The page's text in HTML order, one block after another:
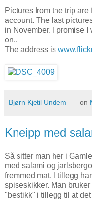
Pictures from the trip
account. The last
in November. I promise
on..
The address is
Bjørn Kjetil Undem ___on
Kneipp med
Så sitter man her i
med salami og
fremmed mat. I tillegg
spiseskikker. Man
"bestikk" i tillegg til at